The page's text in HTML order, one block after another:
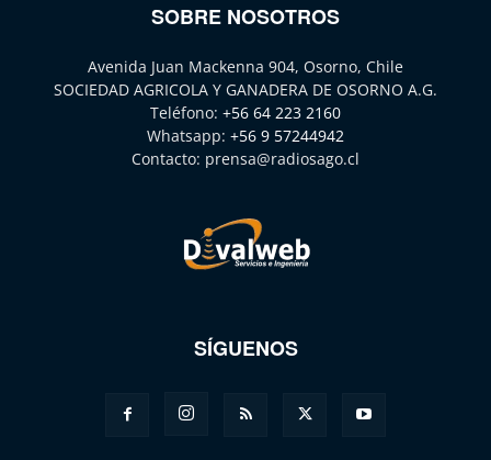
SOBRE NOSOTROS
Avenida Juan Mackenna 904, Osorno, Chile
SOCIEDAD AGRICOLA Y GANADERA DE OSORNO A.G.
Teléfono: +56 64 223 2160
Whatsapp: +56 9 57244942
Contacto: prensa@radiosago.cl
SÍGUENOS